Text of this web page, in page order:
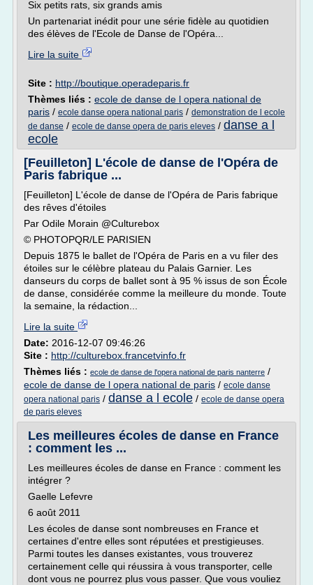
Six petits rats, six grands amis
Un partenariat inédit pour une série fidèle au quotidien
des élèves de l'Ecole de Danse de l'Opéra...
Lire la suite
Site : http://boutique.operadeparis.fr
Thèmes liés : ecole de danse de l opera national de
paris / ecole danse opera national paris / demonstration de l ecole
de danse / ecole de danse opera de paris eleves / danse a l
ecole
[Feuilleton] L'école de danse de l'Opéra de
Paris fabrique ...
[Feuilleton] L'école de danse de l'Opéra de Paris fabrique
des rêves d'étoiles
Par Odile Morain @Culturebox
© PHOTOPQR/LE PARISIEN
Depuis 1875 le ballet de l'Opéra de Paris en a vu filer des
étoiles sur le célèbre plateau du Palais Garnier. Les
danseurs du corps de ballet sont à 95 % issus de son École
de danse, considérée comme la meilleure du monde. Toute
la semaine, la rédaction...
Lire la suite
Date: 2016-12-07 09:46:26
Site : http://culturebox.francetvinfo.fr
Thèmes liés : ecole de danse de l'opera national de paris nanterre /
ecole de danse de l opera national de paris / ecole danse
opera national paris / danse a l ecole / ecole de danse opera
de paris eleves
Les meilleures écoles de danse en France
: comment les ...
Les meilleures écoles de danse en France : comment les
intégrer ?
Gaelle Lefevre
6 août 2011
Les écoles de danse sont nombreuses en France et
certaines d'entre elles sont réputées et prestigieuses.
Parmi toutes les danses existantes, vous trouverez
certainement celle qui réussira à vous transporter, celle
dont vous ne pourrez plus vous passer. Que vous vouliez